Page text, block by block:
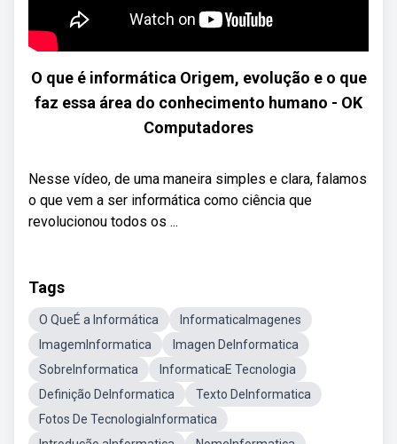
O que é informática Origem, evolução e o que
faz essa área do conhecimento humano - OK
Computadores
Nesse vídeo, de uma maneira simples e clara, falamos
o que vem a ser informática como ciência que
revolucionou todos os ...
Tags
O QueÉ a Informática
InformaticaImagenes
ImagemInformatica
Imagen DeInformatica
SobreInformatica
InformaticaE Tecnologia
Definição DeInformatica
Texto DeInformatica
Fotos De TecnologiaInformatica